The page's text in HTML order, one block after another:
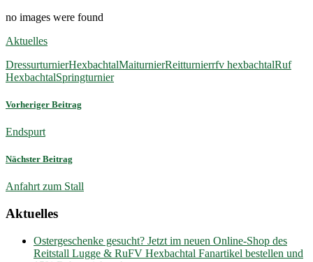
no images were found
Aktuelles
DressurturnierHexbachtalMaiturnierReitturnierrfv hexbachtalRuf
HexbachtalSpringturnier
Vorheriger Beitrag
Endspurt
Nächster Beitrag
Anfahrt zum Stall
Aktuelles
Ostergeschenke gesucht? Jetzt im neuen Online-Shop des
Reitstall Lugge & RuFV Hexbachtal Fanartikel bestellen und